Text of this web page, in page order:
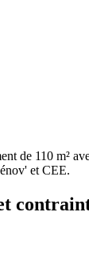
de 110 m²
et CEE.